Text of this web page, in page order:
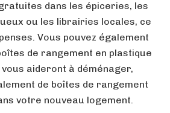
dans les épiceries, les
ou les librairies locales, ce
Vous pouvez également
de rangement en plastique
aideront à déménager,
de boîtes de rangement
votre nouveau logement.